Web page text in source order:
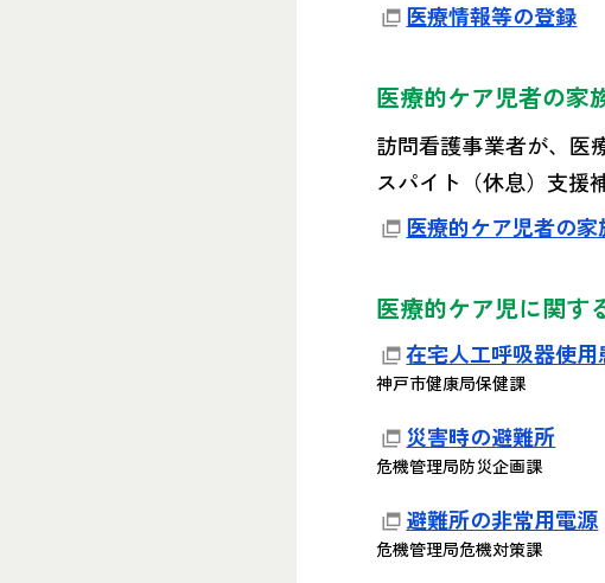
医療情報等の登録
医療的ケア児者の家
訪問看護事業者が、医
スパイト（休息）支援
医療的ケア児者の
医療的ケア児に関す
在宅人工呼吸器使
神戸市健康局保健課
災害時の避難所
危機管理局防災企画課
避難所の非常用電源
危機管理局危機対策課